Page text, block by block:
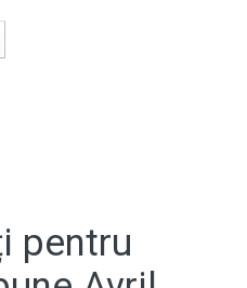
pentru